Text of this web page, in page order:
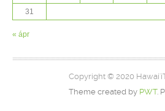
31
« ápr
Copyright © 2020
Theme created by PWT.